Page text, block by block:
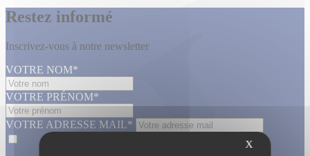
Restez informé
Inscrivez-vous à notre newsletter
VOTRE NOM*
VOTRE PRÉNOM*
VOTRE ADRESSE MAIL*
X